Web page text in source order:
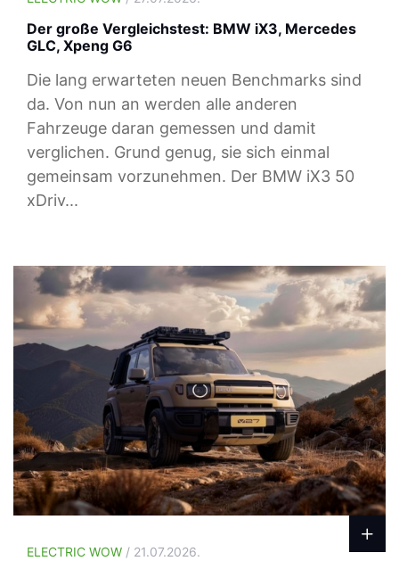
Der große Vergleichstest: BMW iX3, Mercedes
GLC, Xpeng G6
Die lang erwarteten neuen Benchmarks sind
da. Von nun an werden alle anderen
Fahrzeuge daran gemessen und damit
verglichen. Grund genug, sie sich einmal
gemeinsam vorzunehmen. Der BMW iX3 50
xDriv...
ELECTRIC WOW / 21.07.2026.